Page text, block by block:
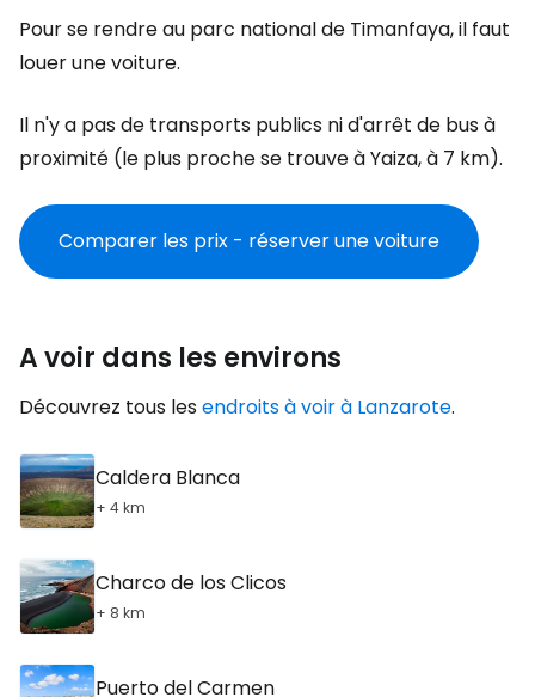
Pour se rendre au parc national de Timanfaya, il faut
louer une voiture.
Il n'y a pas de transports publics ni d'arrêt de bus à
proximité (le plus proche se trouve à Yaiza, à 7 km).
Comparer les prix - réserver une voiture
A voir dans les environs
Découvrez tous lesendroits à voir à Lanzarote.
Caldera Blanca
+ 4 km
Charco de los Clicos
+ 8 km
Puerto del Carmen